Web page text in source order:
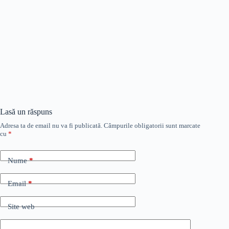
Lasă un răspuns
Adresa ta de email nu va fi publicată. Câmpurile obligatorii sunt marcate
cu *
Nume*
Email*
Site web